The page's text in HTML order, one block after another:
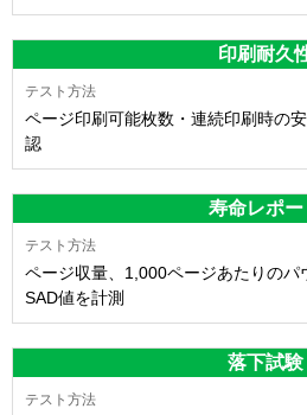
印刷耐久
ページ印刷可能枚数・連続印刷時の
認
寿命レポー
ページ収量、1,000ページあたりのパ
SAD値を計測
落下試験